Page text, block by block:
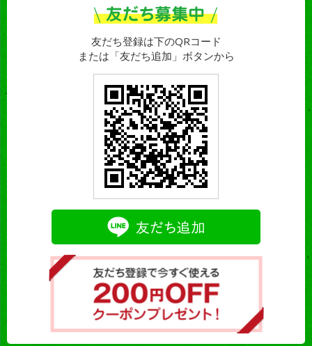
友だち登録は下のQRコード
または「友だち追加」ボタンから